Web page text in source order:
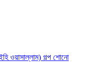
ওয়াসাল্লাম) গল্প শোনো